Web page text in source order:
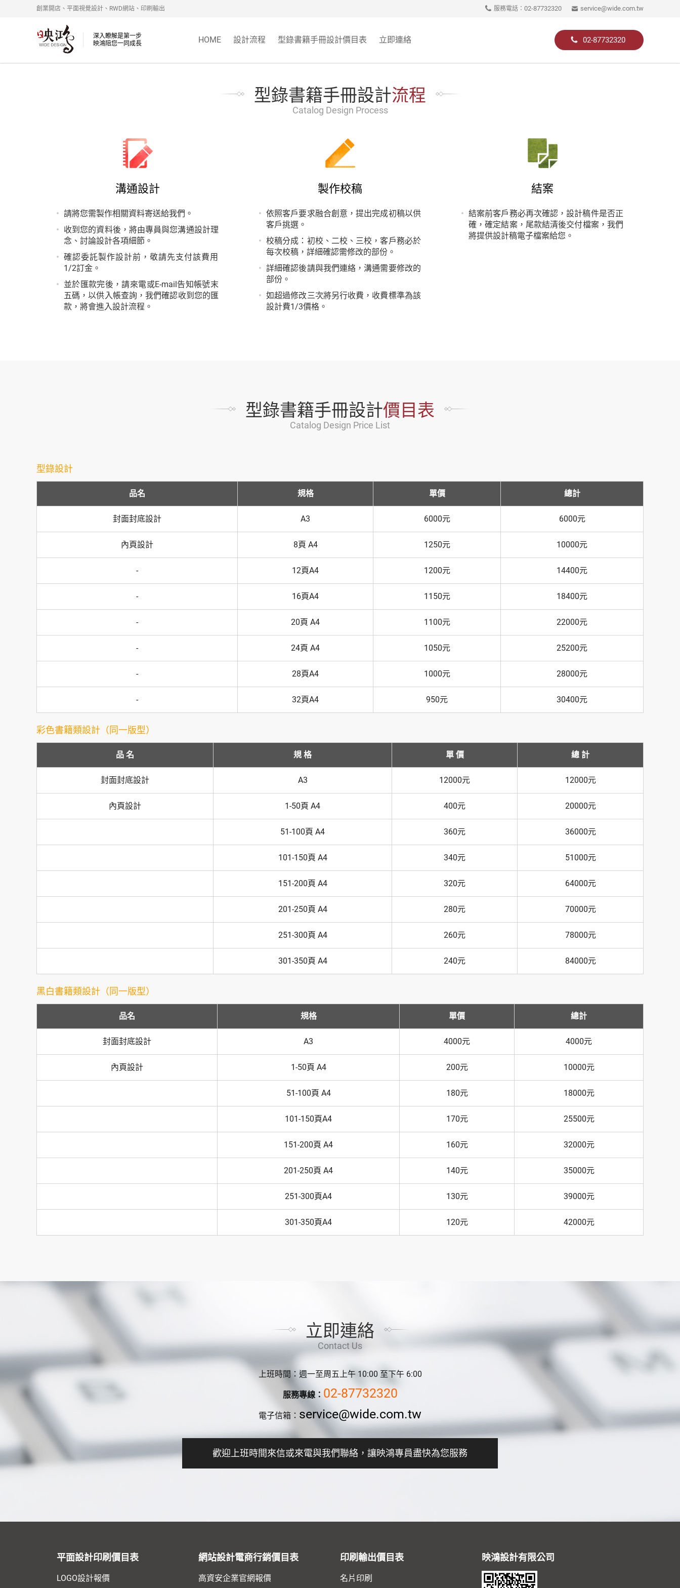
創業開店、平面視覺設計、RWD網站、印刷輸出 service@wide.com.tw
服務電話： 02-87732320
深入瞭解是第一步
映鴻陪您一同成長
HOME 設計流程 型錄書籍手冊設計價目表 立即連絡 02-87732320
型錄書籍手冊設計流程
Catalog Design Process
溝通設計
請將您需製作相關資料寄送給我們。
收到您的資料後，將由專員與您溝通設計理
念、討論設計各項細節。
確認委託製作設計前，敬請先支付該費用
1/2訂金。
並於匯款完後，請來電或E-mail告知帳號末
五碼，以供入帳查詢，我們確認收到您的匯
款，將會進入設計流程。
製作校稿
依照客戶要求融合創意，提出完成初稿以供
客戶挑選。
校稿分成：初校、二校、三校，客戶務必於
每次校稿，詳細確認需修改的部份。
詳細確認後請與我們連絡，溝通需要修改的
部份。
如超過修改三次將另行收費，收費標準為該
設計費1/3價格。
結案
結案前客戶務必再次確認，設計稿件是否正
確，確定結案，尾款結清後交付檔案，我們
將提供設計稿電子檔案給您。
型錄書籍手冊設計價目表
Catalog Design Price List
型錄設計
品名 規格 單價 總計
封面封底設計 A3 6000元 6000元
內頁設計 8頁 A4 1250元 10000元
- 12頁A4 1200元 14400元
- 16頁A4 1150元 18400元
- 20頁 A4 1100元 22000元
- 24頁 A4 1050元 25200元
- 28頁A4 1000元 28000元
- 32頁A4 950元 30400元
彩色書籍類設計（同一版型）
品 名 規 格 單 價 總 計
封面封底設計 A3 12000元 12000元
內頁設計 1-50頁 A4 400元 20000元
51-100頁 A4 360元 36000元
101-150頁 A4 340元 51000元
151-200頁 A4 320元 64000元
201-250頁 A4 280元 70000元
251-300頁 A4 260元 78000元
301-350頁 A4 240元 84000元
黑白書籍類設計（同一版型）
品名 規格 單價 總計
封面封底設計 A3 4000元 4000元
內頁設計 1-50頁 A4 200元 10000元
51-100頁 A4 180元 18000元
101-150頁A4 170元 25500元
151-200頁 A4 160元 32000元
201-250頁 A4 140元 35000元
251-300頁A4 130元 39000元
301-350頁A4 120元 42000元
立即連絡
Contact Us
上班時間：週一至周五上午 10:00 至下午 6:00
服務專線： 02-87732320
電子信箱： service@wide.com.tw
歡迎上班時間來信或來電與我們聯絡，讓映鴻專員盡快為您服務
平面設計印刷價目表
LOGO設計報價
網站設計電商行銷價目表
高資安企業官網報價
印刷輸出價目表
名片印刷
映鴻設計有限公司